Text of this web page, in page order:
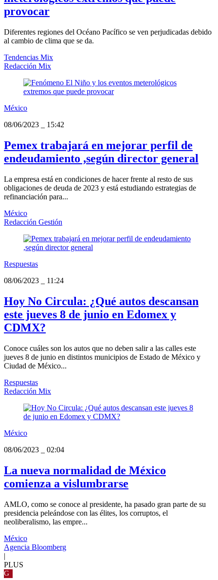
provocar
Diferentes regiones del Océano Pacífico se ven perjudicadas debido
al cambio de clima que se da.
Tendencias Mix
Redacción Mix
México
08/06/2023
15:42
Pemex trabajará en mejorar perfil de
endeudamiento ,según director general
La empresa está en condiciones de hacer frente al resto de sus
obligaciones de deuda de 2023 y está estudiando estrategias de
refinanciación para...
México
Redacción Gestión
Respuestas
08/06/2023
11:24
Hoy No Circula: ¿Qué autos descansan
este jueves 8 de junio en Edomex y
CDMX?
Conoce cuáles son los autos que no deben salir a las calles este
jueves 8 de junio en distintos municipios de Estado de México y
Ciudad de México...
Respuestas
Redacción Mix
México
08/06/2023
02:04
La nueva normalidad de México
comienza a vislumbrarse
AMLO, como se conoce al presidente, ha pasado gran parte de su
presidencia peleándose con las élites, los corruptos, el
neoliberalismo, las empre...
México
Agencia Bloomberg
|
PLUS
G